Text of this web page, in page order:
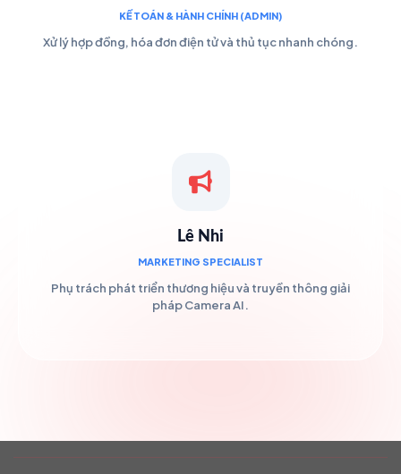
KẾ TOÁN & HÀNH CHÍNH (ADMIN)
Xử lý hợp đồng, hóa đơn điện tử và thủ tục nhanh chóng.
Lê Nhi
MARKETING SPECIALIST
Phụ trách phát triển thương hiệu và truyền thông giải
pháp Camera AI.